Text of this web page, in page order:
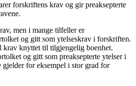
forskriftens krav og gir preaksepterte
men i mange tilfeller er
og gitt som ytelseskrav i forskriften.
krav knyttet til tilgjengelig boenhet.
og gitt som preaksepterte ytelser i
gjelder for eksempel i stor grad for